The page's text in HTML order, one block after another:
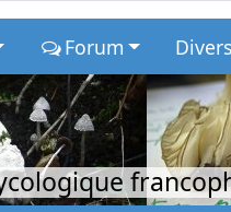
Forum Divers